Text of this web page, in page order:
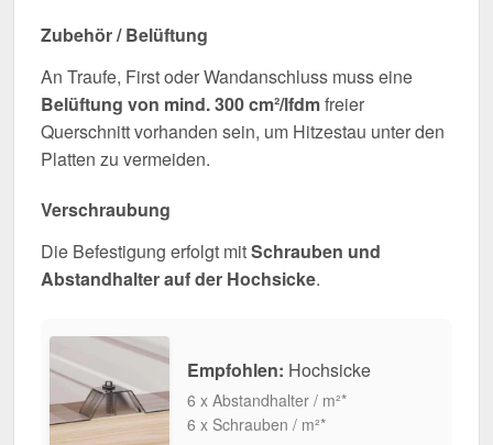
Zubehör / Belüftung
An Traufe, First oder Wandanschluss muss eine
Belüftung von mind. 300 cm²/lfdmfreier
Querschnitt vorhanden sein, um Hitzestau unter den
Platten zu vermeiden.
Verschraubung
Die Befestigung erfolgt mitSchrauben und
Abstandhalter auf der Hochsicke.
Empfohlen: Hochsicke
6 x Abstandhalter / m²*
6 x Schrauben / m²*